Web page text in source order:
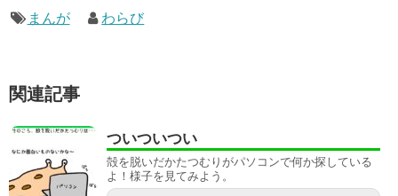
まんが わらび
関連記事
ついついつい
殻を脱いだかたつむりがパソコンで何か探している
よ！様子を見てみよう。